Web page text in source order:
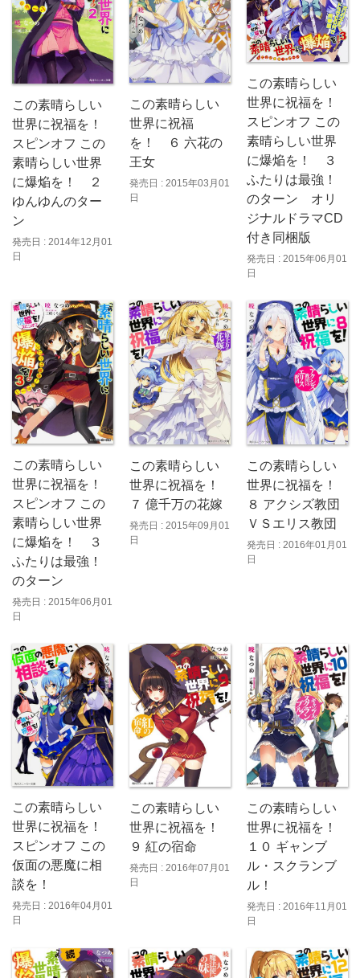
この素晴らしい
世界に祝福を！
スピンオフ この
素晴らしい世界
に爆焔を！ ２
ゆんゆんのター
ン
発売日 : 2014年12月01
日
この素晴らしい
世界に祝福
を！ ６ 六花の
王女
発売日 : 2015年03月01
日
この素晴らしい
世界に祝福を！
スピンオフ この
素晴らしい世界
に爆焔を！ ３
ふたりは最強！
のターン オリ
ジナルドラマCD
付き同梱版
発売日 : 2015年06月01
日
この素晴らしい
世界に祝福を！
スピンオフ この
素晴らしい世界
に爆焔を！ ３
ふたりは最強！
のターン
発売日 : 2015年06月01
日
この素晴らしい
世界に祝福を！
７ 億千万の花嫁
発売日 : 2015年09月01
日
この素晴らしい
世界に祝福を！
８ アクシズ教団
ＶＳエリス教団
発売日 : 2016年01月01
日
この素晴らしい
世界に祝福を！
スピンオフ この
仮面の悪魔に相
談を！
発売日 : 2016年04月01
日
この素晴らしい
世界に祝福を！
９ 紅の宿命
発売日 : 2016年07月01
日
この素晴らしい
世界に祝福を！
１０ ギャンブ
ル・スクランブ
ル！
発売日 : 2016年11月01
日